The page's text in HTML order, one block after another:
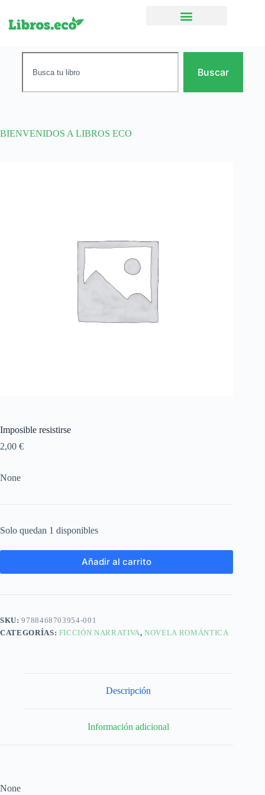
Buscar
BIENVENIDOS A LIBROS ECO
Imposible resistirse
2,00 €
None
Solo quedan 1 disponibles
Añadir al carrito
SKU:9788468703954-001
CATEGORÍAS: FICCIÓN NARRATIVA,NOVELA ROMÁNTICA
Descripción
Información adicional
None